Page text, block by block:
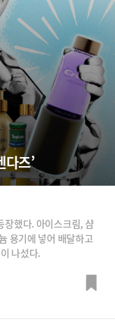
다즈’
장했다. 아이스크림, 샴
용기에 넣어 배달하고
나섰다.